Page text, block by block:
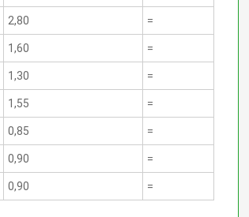
2,80 =
1,60 =
1,30 =
1,55 =
0,85 =
0,90 =
0,90 =